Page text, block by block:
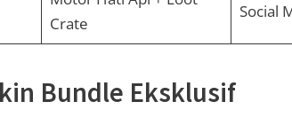
Crate
Social
Bundle Eksklusif